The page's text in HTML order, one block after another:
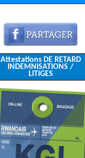
Attestations DE RETARD
INDEMNISATIONS /
LITIGES